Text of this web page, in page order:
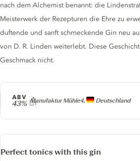
Producer
Manufaktur Mühle4, Deutschland
ABV
43%
nach dem Alchemist benannt: die
Meisterwerk der Rezepturen die Ehre zu
duftende und sanft schmeckende Gin neu
von D. R. Linden weiterlebt. Diese
Geschmack nicht.
Perfect tonics with this gin